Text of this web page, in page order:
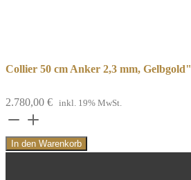
Collier 50 cm Anker 2,3 mm, Gelbgold"
2.780,00 € inkl. 19% MwSt.
Collier
50
In den Warenkorb